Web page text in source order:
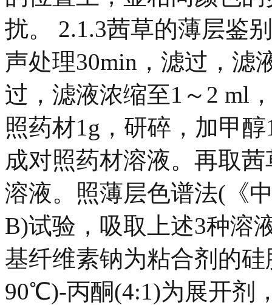
扰。 2.1.3茜草的薄层鉴
声处理30min，滤过，滤
过，滤液浓缩至1～2 ml
照药材1g，研碎，加甲
成对照药材溶液。再取
溶液。照薄层色谱法(《
B)试验，吸取上述3种溶
基纤维素钠为粘合剂的
90℃)-丙酮(4:1)为展开剂